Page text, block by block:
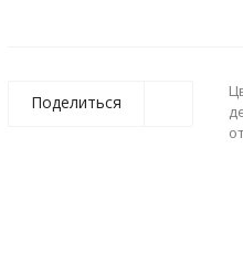
Поделиться